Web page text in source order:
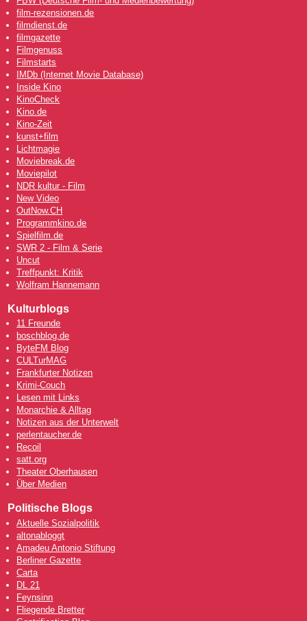
film-rezensionen.de
filmdienst.de
filmgazette
Filmgenuss
Filmstarts
IMDb (Internet Movie Database)
Inside Kino
KinoCheck
Kino.de
Kino-Zeit
kunst+film
Lichtmagie
Moviebreak.de
Moviepilot
NDR kultur - Film
New Video
OutNow.CH
Programmkino.de
Spielfilm.de
SWR 2 - Film & Serie
Uncut
Treffpunkt: Kritik
Wolfram Hannemann
Kulturblogs
11 Freunde
boschblog.de
ByteFM Blog
CULTurMAG
Frankfurter Notizen
Krimi-Couch
Lesen mit Links
Monarchie & Alltag
Notizen aus der Unterwelt
perlentaucher.de
Recoil
satt.org
Theater Oberhausen
Über Medien
Politische Blogs
Aktuelle Sozialpolitik
altonabloggt
Amadeu Antonio Stiftung
Berliner Gazette
Carta
DL 21
Feynsinn
Fliegende Bretter